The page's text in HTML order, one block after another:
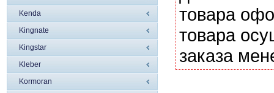
Kenda
Kingnate
Kingstar
Kleber
Kormoran
товара
товара
заказа